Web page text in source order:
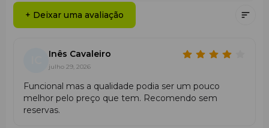
+ Deixar uma avaliação
Inês Cavaleiro
julho 29, 2026
Funcional mas a qualidade podia ser um pouco
melhor pelo preço que tem. Recomendo sem
reservas.